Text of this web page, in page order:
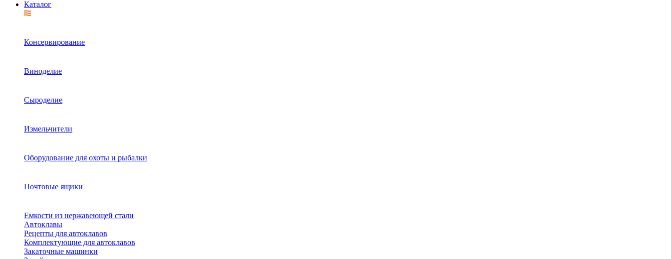
Каталог
Консервирование
Виноделие
Сыроделие
Измельчители
Оборудование для охоты и рыбалки
Почтовые ящики
Емкости из нержавеющей стали
Автоклавы
Рецепты для автоклавов
Комплектующие для автоклавов
Закаточные машинки